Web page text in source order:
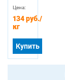
Цена:
134 руб./
кг
Купить